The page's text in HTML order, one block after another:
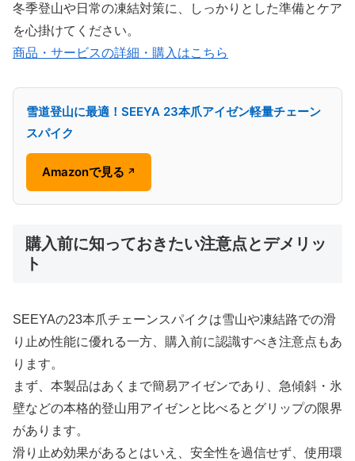
冬季登山や日常の凍結対策に、しっかりとした準備とケア
を心掛けてください。
商品・サービスの詳細・購入はこちら
雪道登山に最適！SEEYA 23本爪アイゼン軽量チェーン
スパイク
Amazonで見る ↗
購入前に知っておきたい注意点とデメリッ
ト
SEEYAの23本爪チェーンスパイクは雪山や凍結路での滑
り止め性能に優れる一方、購入前に認識すべき注意点もあ
ります。
まず、本製品はあくまで簡易アイゼンであり、急傾斜・氷
壁などの本格的登山用アイゼンと比べるとグリップの限界
があります。
滑り止め効果があるとはいえ、安全性を過信せず、使用環